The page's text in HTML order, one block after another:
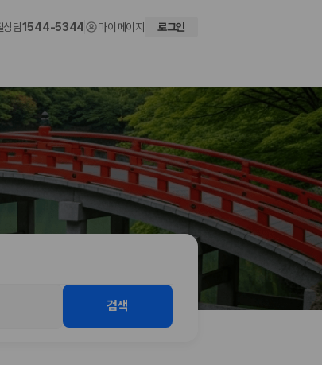
교해 사용자가 자신의 일정과 예산에 맞는 차량을 선택할 수 있도
상담1544-5344 마이페이지 로그인
검색